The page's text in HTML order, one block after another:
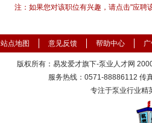
注：如果您对该职位有兴趣，请点击"应聘
站点地图 意见反馈 帮助中心
版权所有：易发爱才旗下-泵业人才网
服务热线：0571-88886112 传
专注于泵业行业精